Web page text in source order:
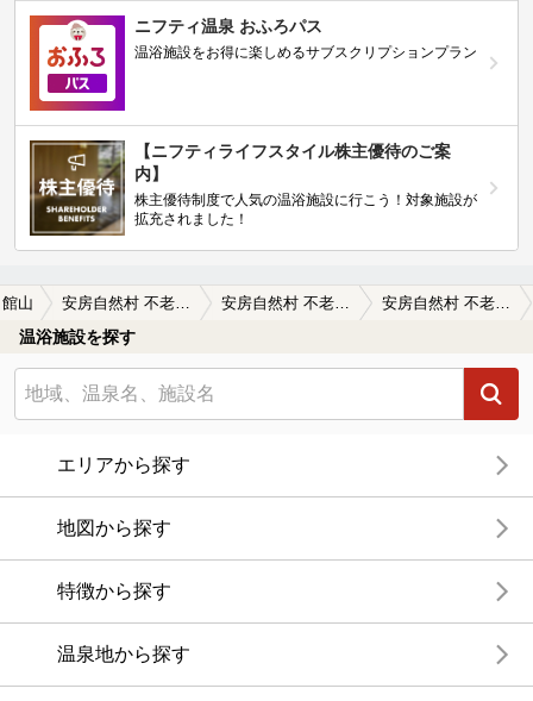
ニフティ温泉 おふろパス
温浴施設をお得に楽しめるサブスクリプションプラン
【ニフティライフスタイル株主優待のご案
内】
株主優待制度で人気の温浴施設に行こう！対象施設が
拡充されました！
館山 安房自然村 不老山薬師温泉（閉館しました） 安房自然村 不老山薬師温泉（閉館しました）の口コミ一覧 安房自然村 不老山薬師温泉（閉館しました）の口コミ お湯は源泉って感じがするヌメっとした感…
温浴施設を探す
エリアから探す
地図から探す
特徴から探す
温泉地から探す